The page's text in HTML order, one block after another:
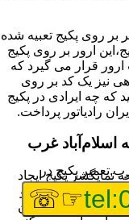
بر روی پکیج تعبیه شده
ارور بر روی پکیج
قرار می گیرد که
نیز یک کد بر روی
که چه ایرادی در پکیج
رادیاتور پرداخت.
اسلام‌آباد غرب
نمایگشر پکیج ایجاد
دارای مشکلی بود و
پکیج بوتان،این
پکیج در
☞☏